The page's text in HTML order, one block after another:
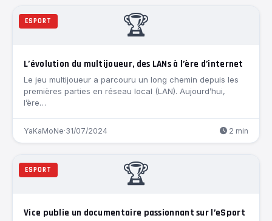
🏆
ESPORT
L’évolution du multijoueur, des LANs à l’ère d’internet
Le jeu multijoueur a parcouru un long chemin depuis les
premières parties en réseau local (LAN). Aujourd’hui,
l’ère…
YaKaMoNe·31/07/2024 2 min
🏆
ESPORT
Vice publie un documentaire passionnant sur l’eSport